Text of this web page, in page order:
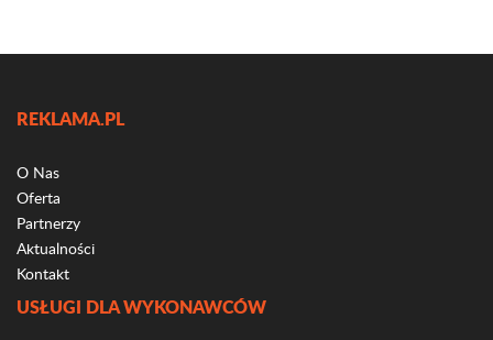
REKLAMA.PL
O Nas
Oferta
Partnerzy
Aktualności
Kontakt
USŁUGI DLA WYKONAWCÓW